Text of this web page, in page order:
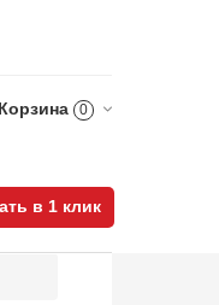
Корзина 0
в 1 клик